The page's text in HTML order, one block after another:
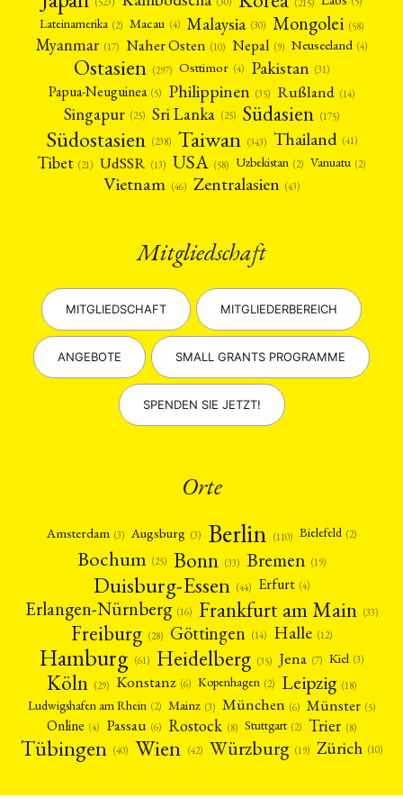
Lateinamerika (2) Macau (4) Malaysia (30) Mongolei (58)
Myanmar (17) Naher Osten (10) Nepal (9) Neuseeland (4)
Ostasien (297) Osttimor (4) Pakistan (31)
Papua-Neuguinea (5) Philippinen (35) Rußland (14)
Singapur (25) Sri Lanka (25) Südasien (175)
Südostasien (238) Taiwan (343) Thailand (41)
Tibet (21) UdSSR (13) USA (58) Uzbekistan (2) Vanuatu (2)
Vietnam (46) Zentralasien (43)
Mitgliedschaft
MITGLIEDSCHAFT MITGLIEDERBEREICH
ANGEBOTE SMALL GRANTS PROGRAMME
SPENDEN SIE JETZT!
Orte
Amsterdam (3) Augsburg (3) Berlin (110) Bielefeld (2)
Bochum (25) Bonn (33) Bremen (19)
Duisburg-Essen (44) Erfurt (4)
Erlangen-Nürnberg (16) Frankfurt am Main (33)
Freiburg (28) Göttingen (14) Halle (12)
Hamburg (61) Heidelberg (35) Jena (7) Kiel (3)
Köln (29) Konstanz (6) Kopenhagen (2) Leipzig (18)
Ludwigshafen am Rhein (2) Mainz (3) München (6) Münster (5)
Online (4) Passau (6) Rostock (8) Stuttgart (2) Trier (8)
Tübingen (40) Wien (42) Würzburg (19) Zürich (10)